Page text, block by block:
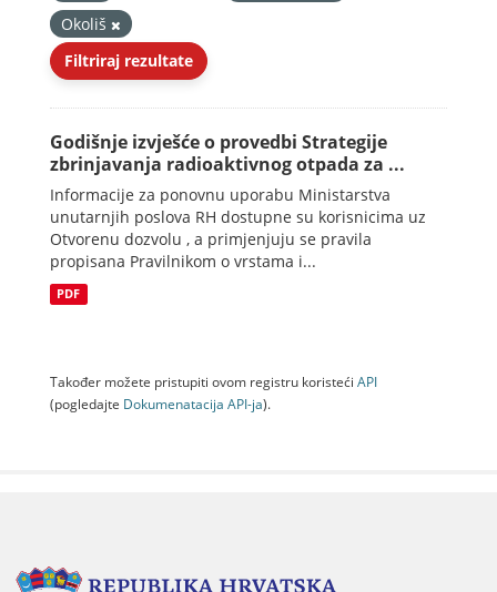
Okoliš
Filtriraj rezultate
Godišnje izvješće o provedbi Strategije
zbrinjavanja radioaktivnog otpada za ...
Informacije za ponovnu uporabu Ministarstva
unutarnjih poslova RH dostupne su korisnicima uz
Otvorenu dozvolu , a primjenjuju se pravila
propisana Pravilnikom o vrstama i...
PDF
Također možete pristupiti ovom registru koristeći API
(pogledajte Dokumenаtаcijа API-jа).